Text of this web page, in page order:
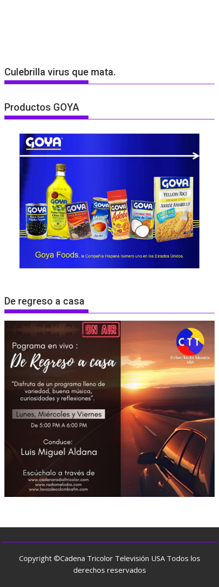
Culebrilla virus que mata.
Productos GOYA
De regreso a casa
Copyright ©Cadena Tricolor Televisión USA Todos los
derechos reservados